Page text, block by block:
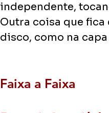
independente,
Outra coisa que
disco, como na
Faixa a Faixa